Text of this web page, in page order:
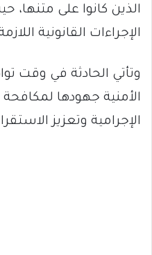
الذين كانوا على متنها،
الإجراءات القانونية
وتأتي الحادثة في وقت
الأمنية جهودها
الإجرامية وتعزيز